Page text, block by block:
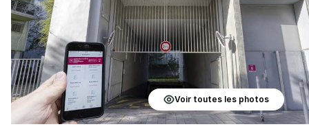
Voir toutes les photos